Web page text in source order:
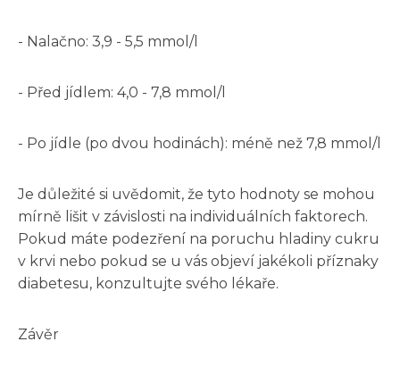
- Nalačno: 3,9 - 5,5 mmol/l
- Před jídlem: 4,0 - 7,8 mmol/l
- Po jídle (po dvou hodinách): méně než 7,8 mmol/l
Je důležité si uvědomit, že tyto hodnoty se mohou
mírně lišit v závislosti na individuálních faktorech.
Pokud máte podezření na poruchu hladiny cukru
v krvi nebo pokud se u vás objeví jakékoli příznaky
diabetesu, konzultujte svého lékaře.
Závěr